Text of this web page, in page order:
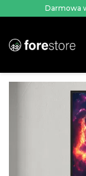
Darmowa